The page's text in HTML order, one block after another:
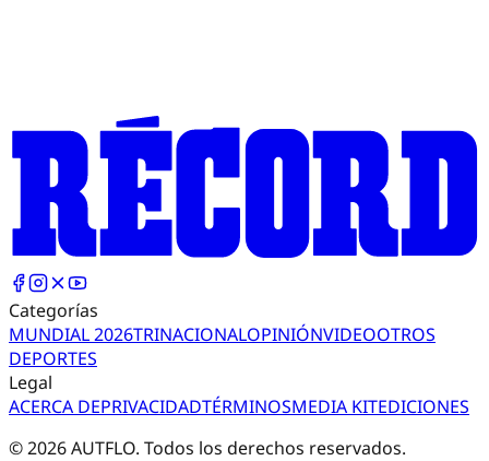
Categorías
MUNDIAL 2026TRINACIONALOPINIÓNVIDEOOTROS
DEPORTES
Legal
ACERCA DEPRIVACIDADTÉRMINOSMEDIA KITEDICIONES
©2026AUTFLO. Todos los derechos reservados.